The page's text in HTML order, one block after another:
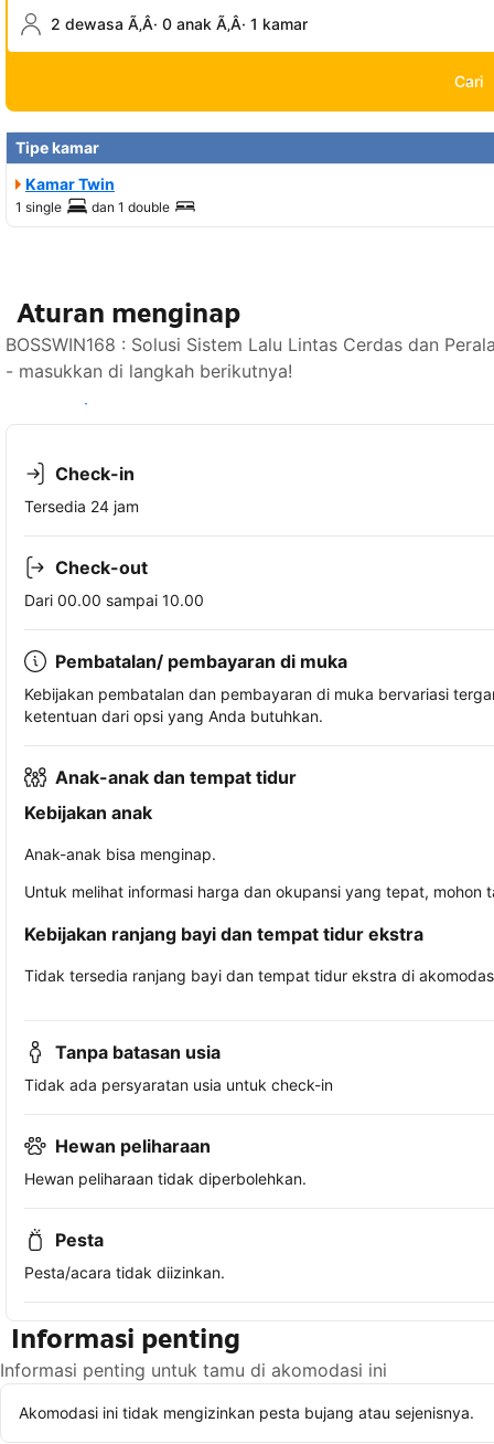
2 dewasa Ã‚Â· 0 anak Ã‚Â· 1 kamar
Cari
Tipe kamar
Kamar Twin
1 single dan 1 double
Aturan menginap
BOSSWIN168 : Solusi Sistem Lalu Lintas Cerdas dan
- masukkan di langkah berikutnya!
Lihat ketersediaan
Check-in
Tersedia 24 jam
Check-out
Dari 00.00 sampai 10.00
Pembatalan/ pembayaran di muka
Kebijakan pembatalan dan pembayaran di muka bervariasi
ketentuan dari opsi yang Anda butuhkan.
Anak-anak dan tempat tidur
Kebijakan anak
Anak-anak bisa menginap.
Untuk melihat informasi harga dan okupansi yang tepat,
Kebijakan ranjang bayi dan tempat tidur ekstra
Tidak tersedia ranjang bayi dan tempat tidur ekstra di
Tanpa batasan usia
Tidak ada persyaratan usia untuk check-in
Hewan peliharaan
Hewan peliharaan tidak diperbolehkan.
Pesta
Pesta/acara tidak diizinkan.
Informasi penting
Informasi penting untuk tamu di akomodasi ini
Akomodasi ini tidak mengizinkan pesta bujang atau sejenisnya.